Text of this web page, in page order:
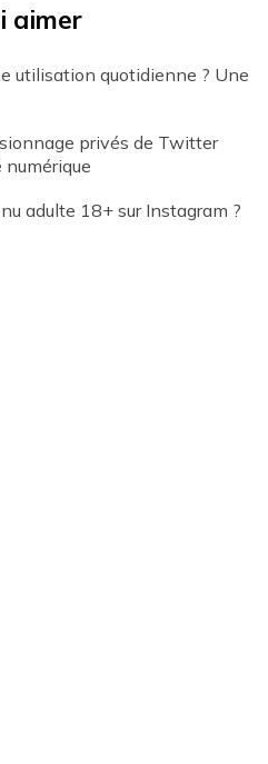
aimer
utilisation quotidienne ? Une
privés de Twitter
numérique
adulte 18+ sur Instagram ?